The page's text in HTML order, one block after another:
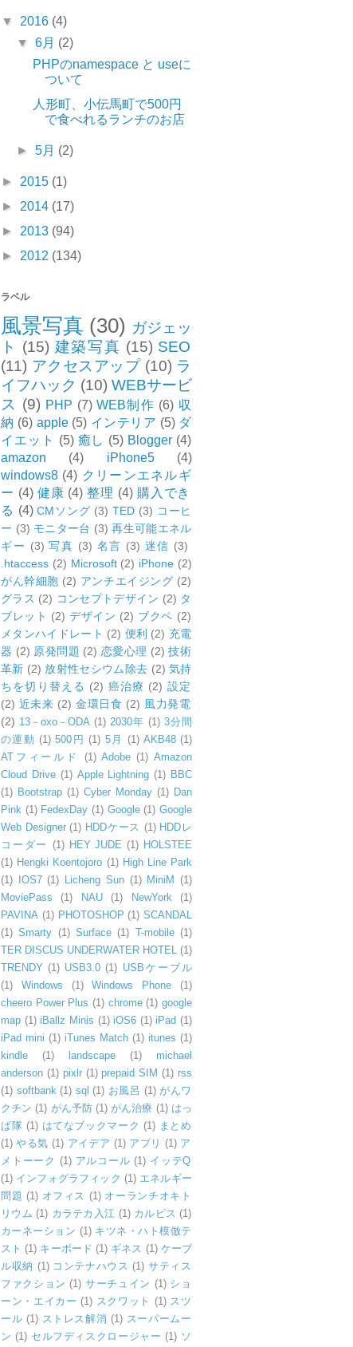
▼ 2016 (4)
▼6月 (2)
PHPのnamespace と useに
ついて
人形町、小伝馬町で500円
で食べれるランチのお店
►5月 (2)
► 2015 (1)
► 2014 (17)
► 2013 (94)
► 2012 (134)
ラベル
風景写真 (30) ガジェッ
ト
(15) 建築写真 (15) SEO
(11) アクセスアップ (10) ラ
イフハック (10) WEBサービ
ス (9) PHP (7) WEB制作 (6) 収
納 (6) apple (5) インテリア (5) ダ
イエット
(5) 癒し (5) Blogger (4)
amazon
(4) iPhone5
(4)
windows8 (4) クリーンエネルギ
ー (4) 健康 (4) 整理 (4) 購入でき
る (4) CMソング (3) TED (3) コーヒ
ー (3) モニター台 (3) 再生可能エネル
ギー (3) 写真 (3) 名言 (3) 迷信 (3)
.htaccess (2) Microsoft (2) iPhone (2)
がん幹細胞 (2) アンチエイジング (2)
グラス (2) コンセプトデザイン (2) タ
ブレット (2) デザイン (2) ブクペ (2)
メタンハイドレート (2) 便利 (2) 充電
器 (2) 原発問題 (2) 恋愛心理 (2) 技術
革新 (2) 放射性セシウム除去 (2) 気持
ちを切り替える (2) 癌治療 (2) 設定
(2) 近未来 (2) 金環日食 (2) 風力発電
(2) 13－oxo－ODA (1) 2030年 (1) 3分間
の運動 (1) 500円 (1) 5月 (1) AKB48 (1)
ATフィールド
(1) Adobe (1) Amazon
Cloud Drive (1) Apple Lightning (1) BBC
(1) Bootstrap (1) Cyber Monday (1) Dan
Pink (1) FedexDay (1) Google (1) Google
Web Designer (1) HDDケース (1) HDDレ
コーダー
(1) HEY JUDE (1) HOLSTEE
(1) Hengki Koentojoro (1) High Line Park
(1)
IOS7 (1) Licheng Sun (1) MiniM
(1)
MoviePass
(1) NAU (1) NewYork
(1)
PAVINA (1) PHOTOSHOP (1) SCANDAL
(1) Smarty (1) Surface (1) T-mobile (1)
TER DISCUS UNDERWATER HOTEL (1)
TRENDY (1) USB3.0 (1) USBケーブル
(1)
Windows (1) Windows Phone
(1)
cheero Power Plus (1) chrome (1) google
map (1) iBallz Minis (1) iOS6 (1) iPad (1)
iPad mini (1) iTunes Match (1) itunes (1)
kindle
(1) landscape (1)
michael
anderson (1) pixlr (1) prepaid SIM (1) rss
(1) softbank (1) sql (1) お風呂 (1) がんワ
クチン (1) がん予防 (1) がん治療 (1) はっ
ぱ隊 (1) はてなブックマーク (1) まとめ
(1) やる気 (1) アイデア (1) アプリ (1) ア
メトーーク (1) アルコール (1) イッテQ
(1) インフォグラフィック (1) エネルギー
問題 (1) オフィス (1) オーランチオキト
リウム (1) カラテカ入江 (1) カルピス (1)
カーネーション (1) キツネ・ハト模倣テ
スト (1) キーボード (1) ギネス (1) ケーブ
ル収納 (1) コンテナハウス (1) サティス
ファクション (1) サーチュイン (1) ショ
ーン・エイカー (1) スクワット (1) スツ
ール (1) ストレス解消 (1) スーパームー
ン (1) セルフディスクロージャー (1) ソ